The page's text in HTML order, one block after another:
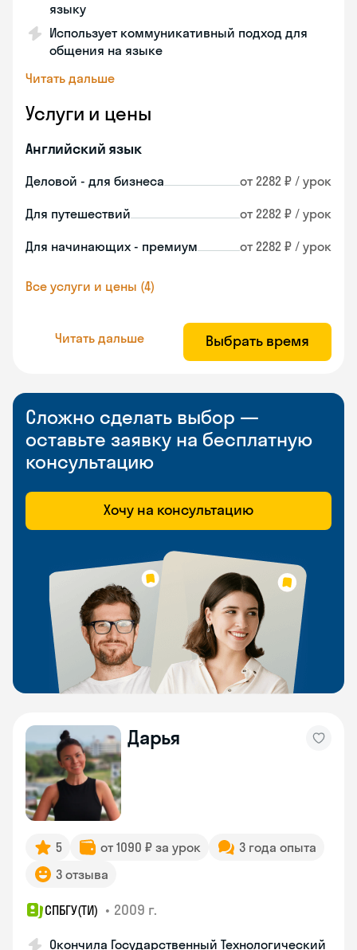
языку
Использует коммуникативный подход для
общения на языке
Читать дальше
Услуги и цены
Английский язык
Деловой - для бизнеса от 2282 ₽ / урок
Для путешествий от 2282 ₽ / урок
Для начинающих - премиум от 2282 ₽ / урок
Все услуги и цены (4)
Читать дальше Выбрать время
Сложно сделать выбор —
оставьте заявку на бесплатную
консультацию
Хочу на консультацию
Дарья
5 от 1090 ₽ за урок
3 года опыта
3 отзыва
СПБГУ(ТИ) • 2009 г.
Окончила Государственный Технологический